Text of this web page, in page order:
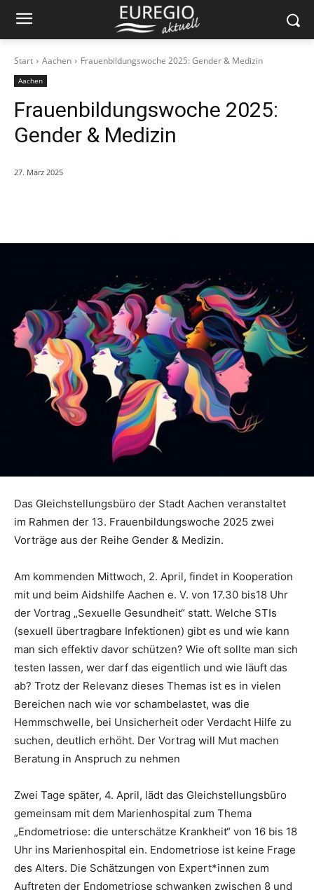
Start Aachen Frauenbildungswoche 2025: Gender & Medizin
Aachen
Frauenbildungswoche 2025:
Gender & Medizin
27. März 2025
Das Gleichstellungsbüro der Stadt Aachen veranstaltet
im Rahmen der 13. Frauenbildungswoche 2025 zwei
Vorträge aus der Reihe Gender & Medizin.
Am kommenden Mittwoch, 2. April, findet in Kooperation
mit und beim Aidshilfe Aachen e. V. von 17.30 bis18 Uhr
der Vortrag „Sexuelle Gesundheit“ statt. Welche STIs
(sexuell übertragbare Infektionen) gibt es und wie kann
man sich effektiv davor schützen? Wie oft sollte man sich
testen lassen, wer darf das eigentlich und wie läuft das
ab? Trotz der Relevanz dieses Themas ist es in vielen
Bereichen nach wie vor schambelastet, was die
Hemmschwelle, bei Unsicherheit oder Verdacht Hilfe zu
suchen, deutlich erhöht. Der Vortrag will Mut machen
Beratung in Anspruch zu nehmen
Zwei Tage später, 4. April, lädt das Gleichstellungsbüro
gemeinsam mit dem Marienhospital zum Thema
„Endometriose: die unterschätze Krankheit“ von 16 bis 18
Uhr ins Marienhospital ein. Endometriose ist keine Frage
des Alters. Die Schätzungen von Expert*innen zum
Auftreten der Endometriose schwanken zwischen 8 und